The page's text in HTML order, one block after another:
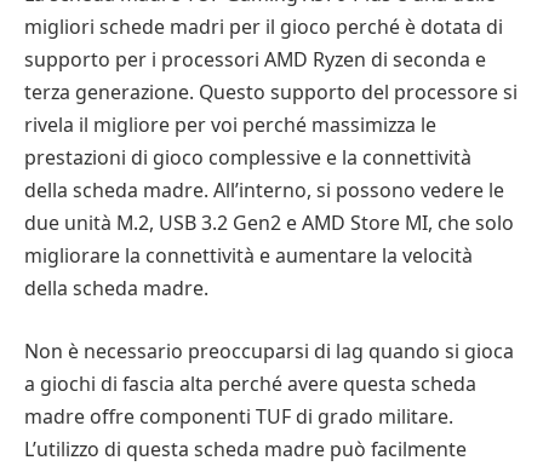
migliori schede madri per il gioco perché è dotata di
supporto per i processori AMD Ryzen di seconda e
terza generazione. Questo supporto del processore si
rivela il migliore per voi perché massimizza le
prestazioni di gioco complessive e la connettività
della scheda madre. All’interno, si possono vedere le
due unità M.2, USB 3.2 Gen2 e AMD Store MI, che solo
migliorare la connettività e aumentare la velocità
della scheda madre.
Non è necessario preoccuparsi di lag quando si gioca
a giochi di fascia alta perché avere questa scheda
madre offre componenti TUF di grado militare.
L’utilizzo di questa scheda madre può facilmente